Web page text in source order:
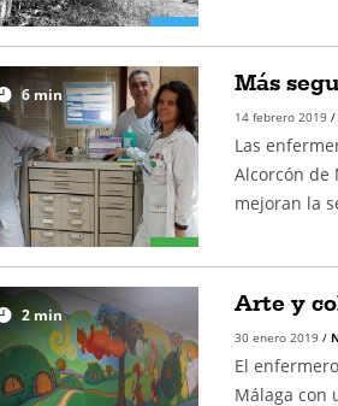
6min Más
14 febrero 2019 /
Las
Alcorcón de
mejoran la
2min Arte y
30 enero 2019 /
El
Málaga con